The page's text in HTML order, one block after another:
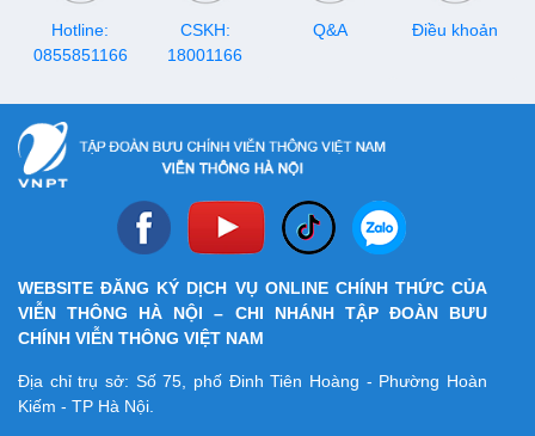
Hotline:
0855851166
CSKH:
18001166
Q&A Điều khoản
WEBSITE ĐĂNG KÝ DỊCH VỤ ONLINE CHÍNH THỨC CỦA
VIỄN THÔNG HÀ NỘI – CHI NHÁNH TẬP ĐOÀN BƯU
CHÍNH VIỄN THÔNG VIỆT NAM
Địa chỉ trụ sở: Số 75, phố Đinh Tiên Hoàng - Phường Hoàn
Kiếm - TP Hà Nội.